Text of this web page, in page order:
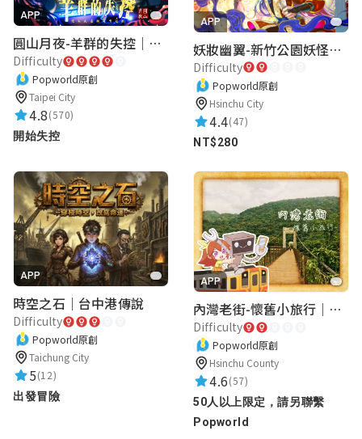
APP
圓山月夜-羊群的失控｜圓山飯店 ARG實境解謎遊戲
Difficulty
Popworld原創
Taipei City
4.8(570)
開始失控
APP
妖妝幽翼-新竹公園妖怪懸疑事件
Difficulty
Popworld原創
Hsinchu City
4.4(47)
NT$280
APP
時空之石｜台中港傳說
Difficulty
Popworld原創
Taichung City
5(12)
出發冒險
APP
內灣老街-懷舊小旅行｜新竹老街城市解謎
Difficulty
Popworld原創
Hsinchu County
4.6(57)
50人以上限定，請另聯繫
Popworld